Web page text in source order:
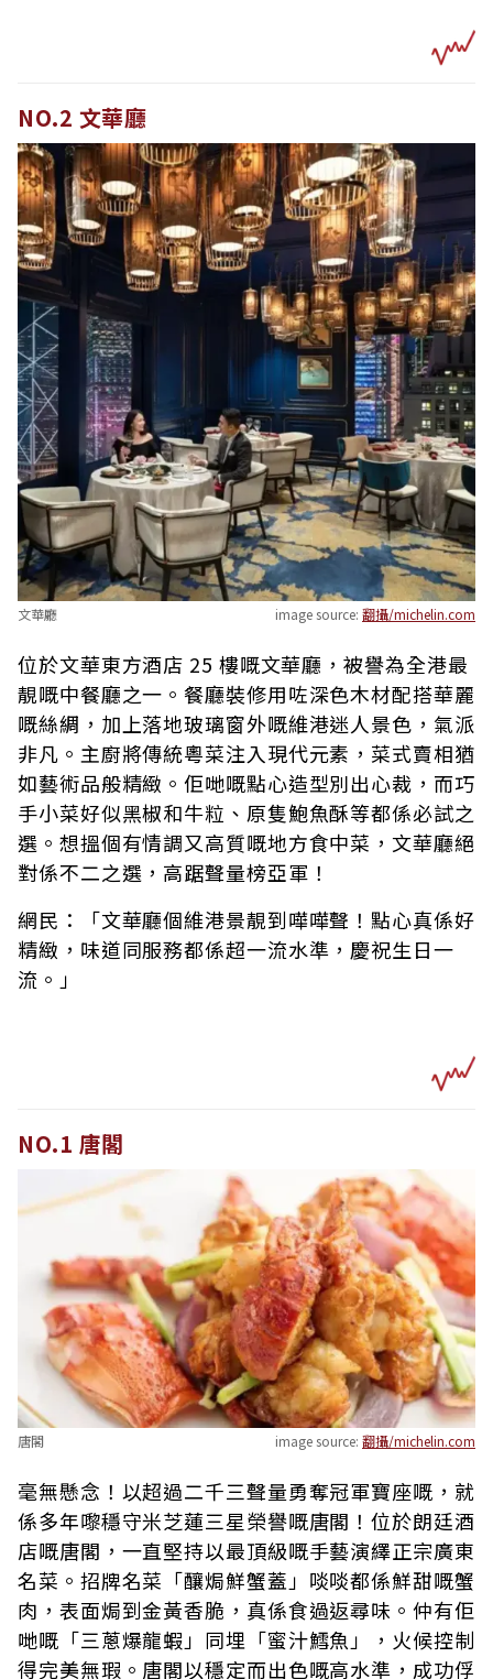
NO.2 文華廳
文華廳 image source: 翻攝/michelin.com
位於文華東方酒店 25 樓嘅文華廳，被譽為全港最
靚嘅中餐廳之一。餐廳裝修用咗深色木材配搭華麗
嘅絲綢，加上落地玻璃窗外嘅維港迷人景色，氣派
非凡。主廚將傳統粵菜注入現代元素，菜式賣相猶
如藝術品般精緻。佢哋嘅點心造型別出心裁，而巧
手小菜好似黑椒和牛粒、原隻鮑魚酥等都係必試之
選。想搵個有情調又高質嘅地方食中菜，文華廳絕
對係不二之選，高踞聲量榜亞軍！
網民：「文華廳個維港景靚到嘩嘩聲！點心真係好
精緻，味道同服務都係超一流水準，慶祝生日一
流。」
NO.1 唐閣
唐閣 image source: 翻攝/michelin.com
毫無懸念！以超過二千三聲量勇奪冠軍寶座嘅，就
係多年嚟穩守米芝蓮三星榮譽嘅唐閣！位於朗廷酒
店嘅唐閣，一直堅持以最頂級嘅手藝演繹正宗廣東
名菜。招牌名菜「釀焗鮮蟹蓋」啖啖都係鮮甜嘅蟹
肉，表面焗到金黃香脆，真係食過返尋味。仲有佢
哋嘅「三蔥爆龍蝦」同埋「蜜汁鱈魚」，火候控制
得完美無瑕。唐閣以穩定而出色嘅高水準，成功俘